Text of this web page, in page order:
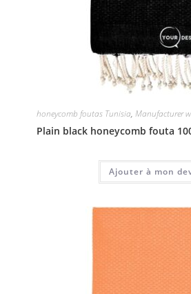
honeycomb foutas Tunisia, Manufacturer
Plain black honeycomb fouta
Ajouter à mon